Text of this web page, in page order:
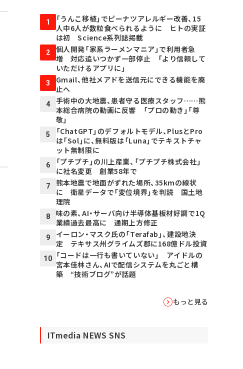
1
「うんこ移植」でピーナツアレルギー改善、15
人中6人が数粒食べられるように ヒトの実証
は初 Science系列誌掲載
2
個人開発「家系ラーメンマニア」で利用者急
増 対応追いつかず一部停止 「より信頼して
いただけるアプリに」
3
Gmail、他社メアドを送信元にできる機能を廃
止へ
4
手術中の大地震、患者守る医療スタッフ……熊
本総合病院の動画に反響 「プロの動き」「尊
敬」
5
「ChatGPT」のデフォルトモデル、PlusとPro
は「Sol」に、無料版は「Luna」でテキストチャ
ット無制限に
6
「プチプチ」の川上産業、「プチプチ株式会社」
に社名変更 創業58年で
7
熊本地震で地面がずれた場所、35kmの線状
に 衛星データで「変位境界」を判読 国土地
理院
8
味の素、AI・サーバ向け半導体基板材好調で1Q
業績過去最高に 通期上方修正
9
イーロン・マスク氏の「Terafab」、建設地決
定 テキサス州グライムズ郡に168億ドル投資
10
「コードは一行も書いていない」 アイドルの
宮本佳林さん、AIで配信システムを丸ごと構
築 “技術ブログ”が話題
もっと見る
ITmedia NEWS SNS